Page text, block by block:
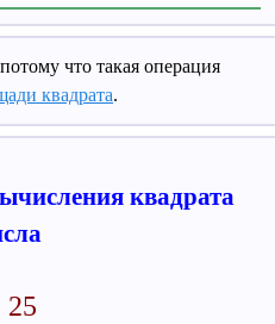
что такая операция
квадрата.
квадрата
25